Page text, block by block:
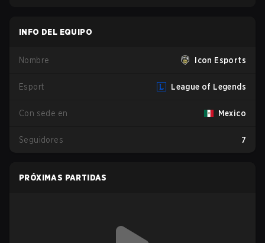
INFO DEL EQUIPO
Nombre Icon Esports
Esport League of Legends
Con sede en Mexico
Seguidores 7
PRÓXIMAS PARTIDAS